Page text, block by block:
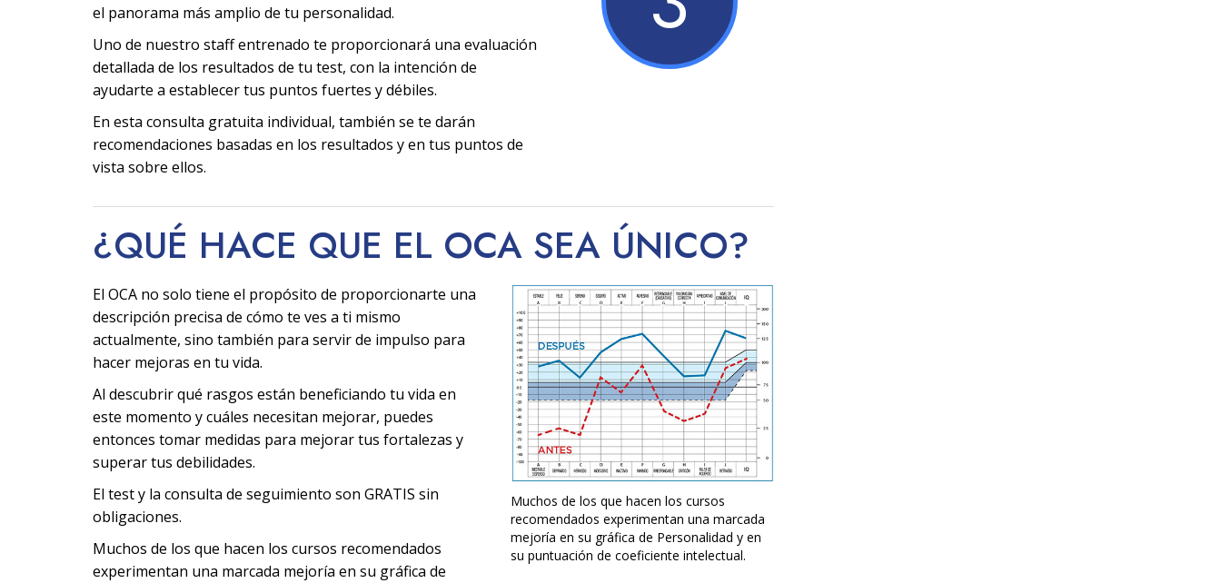
el panorama más amplio de tu personalidad.
Uno de nuestro staff entrenado te proporcionará una evaluación
detallada de los resultados de tu test, con la intención de
ayudarte a establecer tus puntos fuertes y débiles.
En esta consulta gratuita individual, también se te darán
recomendaciones basadas en los resultados y en tus puntos de
vista sobre ellos.
¿QUÉ HACE QUE EL OCA SEA ÚNICO?
El OCA no solo tiene el propósito de proporcionarte una
descripción precisa de cómo te ves a ti mismo
actualmente, sino también para servir de impulso para
hacer mejoras en tu vida.
Al descubrir qué rasgos están beneficiando tu vida en
este momento y cuáles necesitan mejorar, puedes
entonces tomar medidas para mejorar tus fortalezas y
superar tus debilidades.
El test y la consulta de seguimiento son GRATIS sin
obligaciones.
Muchos de los que hacen los cursos recomendados
experimentan una marcada mejoría en su gráfica de
Muchos de los que hacen los cursos
recomendados experimentan una marcada
mejoría en su gráfica de Personalidad y en
su puntuación de coeficiente intelectual.